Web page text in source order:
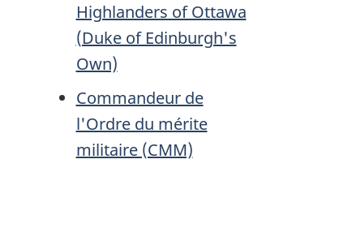
Highlanders of Ottawa
(Duke of Edinburgh's
Own)
Commandeur de
l'Ordre du mérite
militaire (CMM)